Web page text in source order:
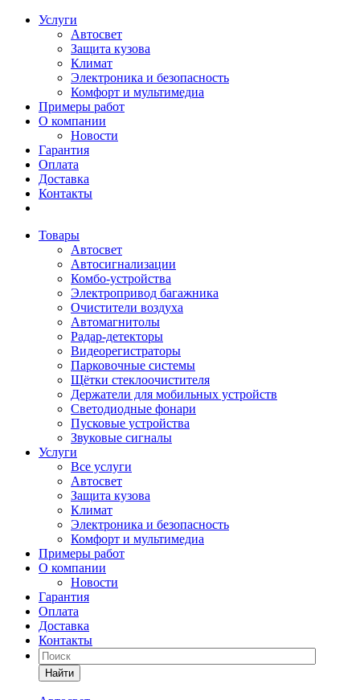
Услуги
Автосвет
Защита кузова
Климат
Электроника и безопасность
Комфорт и мультимедиа
Примеры работ
О компании
Новости
Гарантия
Оплата
Доставка
Контакты
Товары
Автосвет
Автосигнализации
Комбо-устройства
Электропривод багажника
Очистители воздуха
Автомагнитолы
Радар-детекторы
Видеорегистраторы
Парковочные системы
Щётки стеклоочистителя
Держатели для мобильных устройств
Светодиодные фонари
Пусковые устройства
Звуковые сигналы
Услуги
Все услуги
Автосвет
Защита кузова
Климат
Электроника и безопасность
Комфорт и мультимедиа
Примеры работ
О компании
Новости
Гарантия
Оплата
Доставка
Контакты
Найти